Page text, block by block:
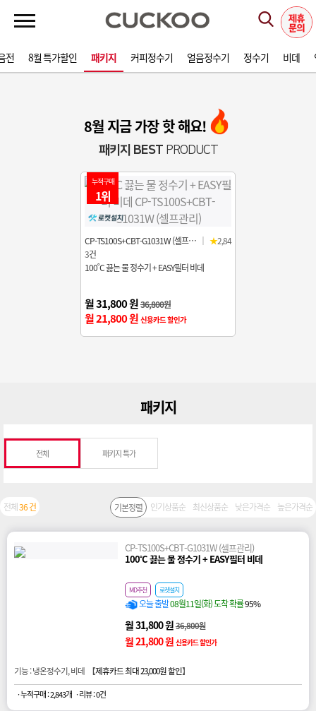
전 8월 특가할인 패키지 커피정수기 얼음정수기 정수기 비데
8월 지금 가장 핫 해요!
패키지 BESTPRODUCT
누적구매
1위
CP-TS100S+CBT-G1031W (셀프… ｜ ★2,84
3건
100˚C 끓는 물 정수기 + EASY필터 비데
월 31,800 원36,800원
월 21,800 원 신용카드 할인가
패키지
전체 패키지 특가
전체36 건 기본정렬 인기상품순 최신상품순 낮은가격순 높은가격순
CP-TS100S+CBT-G1031W (셀프관리)
100˚C 끓는 물 정수기 + EASY필터 비데
MD추천 로켓설치
오늘 출발08월11일(화) 도착 확률95%
월 31,800 원36,800원
월 21,800 원 신용카드 할인가
기능 : 냉온정수기, 비데 【제휴카드 최대 23,000원 할인】
· 누적구매 : 2,843개 · 리뷰 : 0건